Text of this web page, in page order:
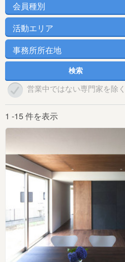
営業中ではない専門家を除く
1 -15 件を表示